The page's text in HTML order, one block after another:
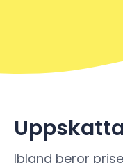
Ibland beror